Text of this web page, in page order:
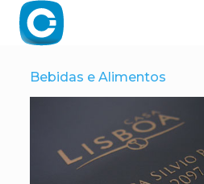
Bebidas e Alimentos